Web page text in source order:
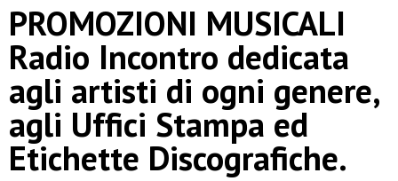
PROMOZIONI MUSICALI
Radio Incontro dedicata
agli artisti di ogni genere,
agli Uffici Stampa ed
Etichette Discografiche.